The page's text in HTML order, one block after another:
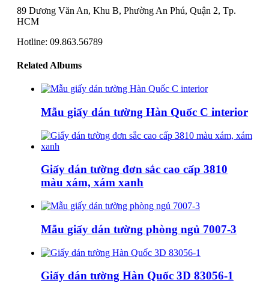
89 Dương Văn An, Khu B, Phường An Phú, Quận 2, Tp.
HCM
Hotline: 09.863.56789
Related Albums
Mẫu giấy dán tường Hàn Quốc C interior
Giấy dán tường đơn sắc cao cấp 3810
màu xám, xám xanh
Mẫu giấy dán tường phòng ngủ 7007-3
Giấy dán tường Hàn Quốc 3D 83056-1